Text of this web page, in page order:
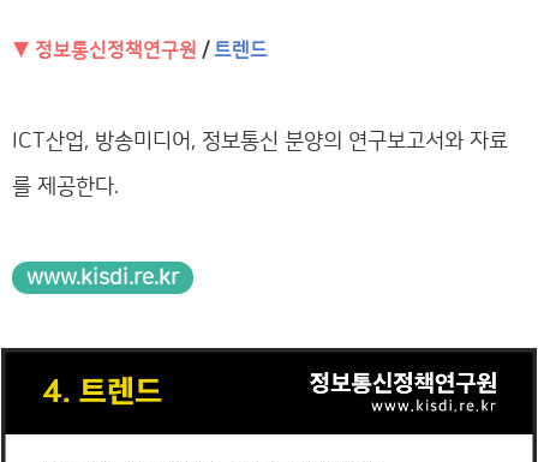
▼ 정보통신정책연구원 / 트렌드
ICT산업, 방송미디어, 정보통신 분양의 연구보고서와 자료
를 제공한다.
www.kisdi.re.kr